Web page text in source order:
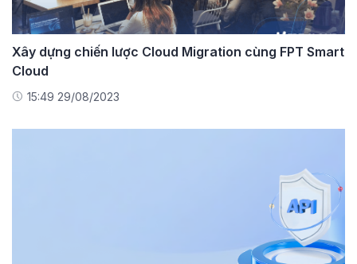
Xây dựng chiến lược Cloud Migration cùng FPT Smart
Cloud
15:49 29/08/2023